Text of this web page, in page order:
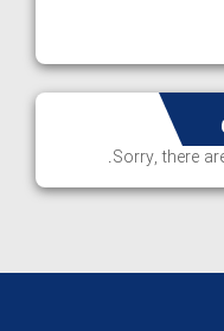
Sorry, there